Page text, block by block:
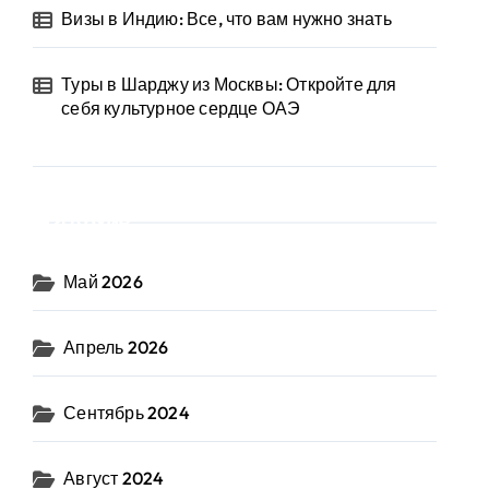
Визы в Индию: Все, что вам нужно знать
Туры в Шарджу из Москвы: Откройте для
себя культурное сердце ОАЭ
Май 2026
Апрель 2026
Сентябрь 2024
Август 2024